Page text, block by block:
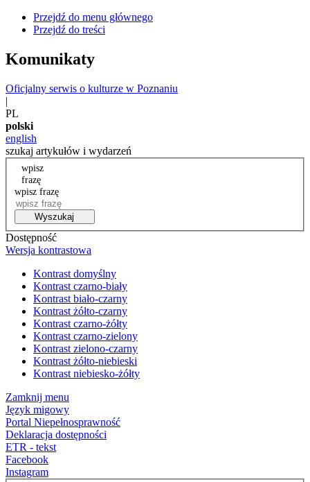
Przejdź do menu głównego
Przejdź do treści
Komunikaty
Oficjalny serwis o kulturze w Poznaniu
|
PL
polski
english
szukaj artykułów i wydarzeń
wpisz
frazę
wpisz frazę
Wyszukaj
Dostępność
Wersja kontrastowa
Kontrast domyślny
Kontrast czarno-biały
Kontrast biało-czarny
Kontrast żółto-czarny
Kontrast czarno-żółty
Kontrast czarno-zielony
Kontrast zielono-czarny
Kontrast żółto-niebieski
Kontrast niebiesko-żółty
Zamknij menu
Język migowy
Portal Niepełnosprawność
Deklaracja dostępności
ETR - tekst
Facebook
Instagram